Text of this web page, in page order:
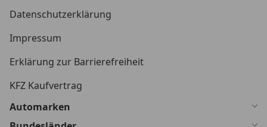
Datenschutzerklärung
Impressum
Erklärung zur Barrierefreiheit
KFZ Kaufvertrag
Automarken